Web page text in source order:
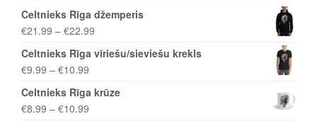
Celtnieks Rīga džemperis
€21.99 – €22.99
Celtnieks Rīga vīriešu/sieviešu krekls
€9.99 – €10.99
Celtnieks Rīga krūze
€8.99 – €10.99